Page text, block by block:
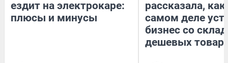
ездит на электрокаре:
плюсы и минусы
рассказала, как
самом деле
бизнес со
дешевых